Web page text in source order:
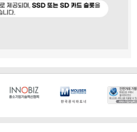
책 개편 안내]
자 행사 안내]